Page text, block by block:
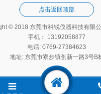
点击返回顶部
© 2018 东莞市科锐仪器科技有限
手机： 13192058877
电话: 0769-27384623
地址: 东莞市寮步镇创新一路3号B